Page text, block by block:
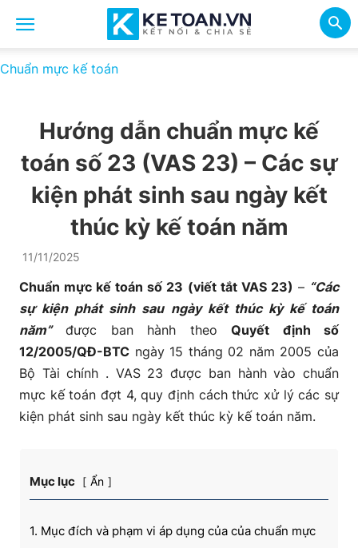
Chuẩn mực kế toán
Hướng dẫn chuẩn mực kế
toán số 23 (VAS 23) – Các sự
kiện phát sinh sau ngày kết
thúc kỳ kế toán năm
11/11/2025
Chuẩn mực kế toán số 23 (viết tắt VAS 23) – “Các
sự kiện phát sinh sau ngày kết thúc kỳ kế toán
năm”được ban hành theoQuyết định số
12/2005/QĐ-BTC ngày 15 tháng 02 năm 2005 của
Bộ Tài chính . VAS 23 được ban hành vào chuẩn
mực kế toán đợt 4, quy định cách thức xử lý các sự
kiện phát sinh sau ngày kết thúc kỳ kế toán năm.
Mục lục Ẩn
1. Mục đích và phạm vi áp dụng của của chuẩn mực